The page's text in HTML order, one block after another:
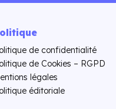
de confidentialité
de Cookies – RGPD
légales
éditoriale